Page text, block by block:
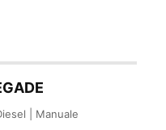
| Manuale